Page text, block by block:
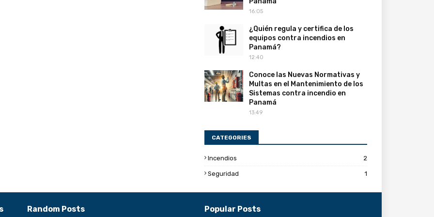
16:05
¿Quién regula y certifica de los
equipos contra incendios en
Panamá?
12:40
Conoce las Nuevas Normativas y
Multas en el Mantenimiento de los
Sistemas contra incendio en
Panamá
13:49
CATEGORIES
Incendios 2
Seguridad 1
Random Posts Popular Posts